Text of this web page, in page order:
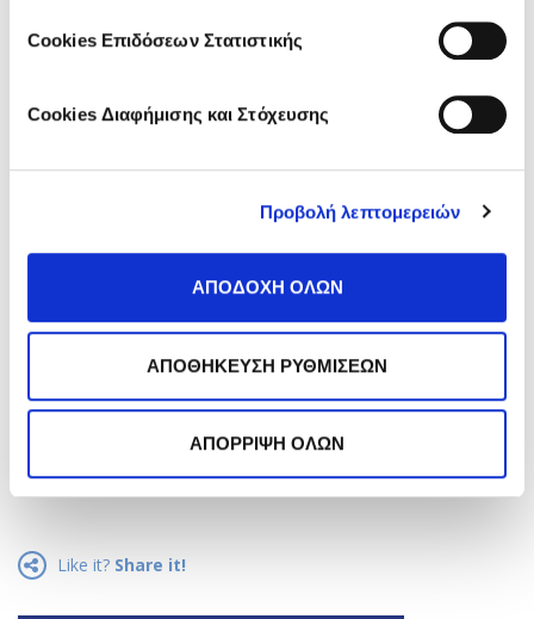
Cookies Επιδόσεων Στατιστικής
Cookies Διαφήμισης και Στόχευσης
Προβολή λεπτομερειών
ΑΠΟΔΟΧΗ ΟΛΩΝ
ΑΠΟΘΗΚΕΥΣΗ ΡΥΘΜΙΣΕΩΝ
ΑΠΟΡΡΙΨΗ ΟΛΩΝ
Θέλεις να λαμβάνεις τα
άρθρα του μήνα στο inbox
σου;
Κάνε εγγραφή στο newsletter
της Frezyderm!
Αποδέχομαι τηνΠολιτική Απορρήτου.*
Εγγραφή
Like it? Share it!